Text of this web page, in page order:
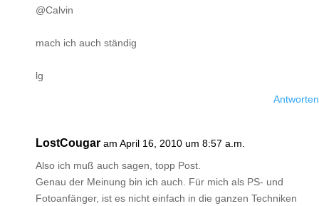
@Calvin
mach ich auch ständig
lg
Antworten
LostCougar am April 16, 2010 um 8:57 a.m.
Also ich muß auch sagen, topp Post.
Genau der Meinung bin ich auch. Für mich als PS- und
Fotoanfänger, ist es nicht einfach in die ganzen Techniken